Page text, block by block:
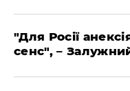
"Для Росії
сенс", –